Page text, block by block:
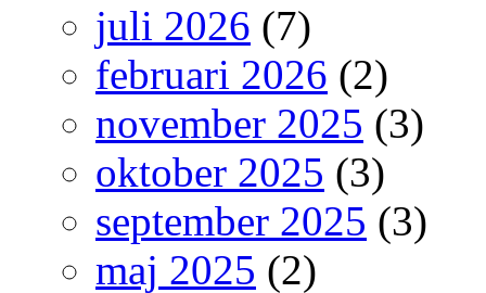
juli 2026 (7)
februari 2026 (2)
november 2025 (3)
oktober 2025 (3)
september 2025 (3)
maj 2025 (2)